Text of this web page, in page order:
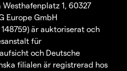
1, 60327
Europe GmbH
är auktoriserat och
für
och Deutsche
filialen är registrerad hos